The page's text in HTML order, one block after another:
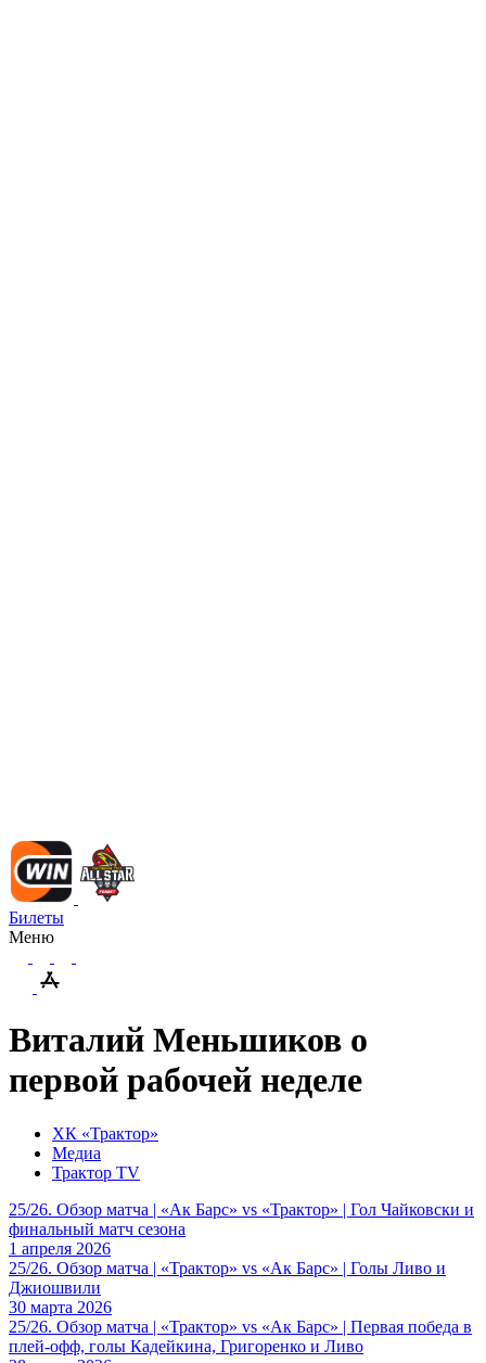
Билеты
Меню
Виталий Меньшиков о
первой рабочей неделе
ХК «Трактор»
Медиа
Трактор TV
25/26. Обзор матча | «Ак Барс» vs «Трактор» | Гол Чайковски и
финальный матч сезона
1 апреля 2026
25/26. Обзор матча | «Трактор» vs «Ак Барс» | Голы Ливо и
Джиошвили
30 марта 2026
25/26. Обзор матча | «Трактор» vs «Ак Барс» | Первая победа в
плей-офф, голы Кадейкина, Григоренко и Ливо